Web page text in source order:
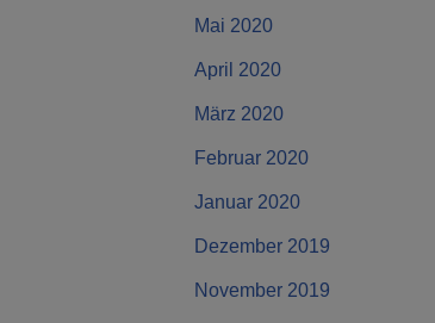
Mai 2020
April 2020
März 2020
Februar 2020
Januar 2020
Dezember 2019
November 2019